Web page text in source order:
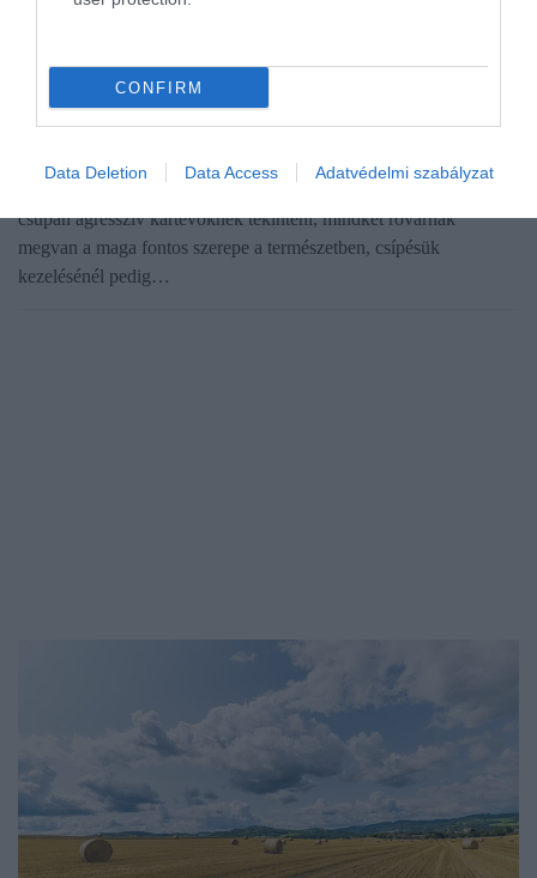
CONFIRM
Data Deletion Data Access Adatvédelmi szabályzat
Mit tegyünk méh- és darázscsípés esetén?
csupán agresszív kártevőknek tekinteni, mindkét rovarnak
megvan a maga fontos szerepe a természetben, csípésük
kezelésénél pedig…